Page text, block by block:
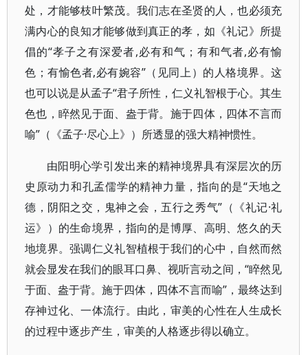
处，才能够枝叶繁茂。我们志在圣贤的人，也必须充
满内心的良知才能够做到真正的孝，如《礼记》所提
倡的“孝子之有深爱者,必有和气；有和气者,必有愉
色；有愉色者,必有婉容”（见同上）的人格境界。这
也可以说是从孟子“君子所性，仁义礼智根于心。其生
色也，睟然见于面、盎于背。施于四体，四体不言而
喻”（《孟子·尽心上》）所透显的强大精神惯性。
由阳明心学引发出来的精神境界具有深层次的历
史原动力和孔孟儒学的精神力量，指向的是“天地之
德，阴阳之交，鬼神之会，五行之秀气”（《礼记·礼
运》）的生命境界，指向的是博厚、高明、悠久的天
地境界。强调仁义礼智植根于我们的心中，自然而然
就会显发在我们的眼耳口鼻、视听言动之间，“睟然见
于面、盎于背。施于四体，四体不言而喻”，最终达到
存神过化、一体流行。由此，审美的心性在人生成长
的过程中逐步产生，审美的人格逐步得以确立。